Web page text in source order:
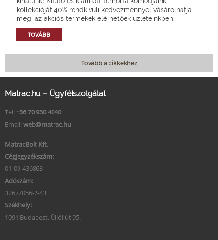
kollekcióját 40% rendkívüli kedvezménnyel vásárolhatja
meg, az akciós termékek elérhetőek üzleteinkben.
TOVÁBB
Tovább a cikkekhez
Matrac.hu – Ügyfélszolgálat
Tel: +36 70 930 4040
Email: web@matrac.hu
MatracBolt Kft.
Cégjegyzékszám:
01-09-436863
Adószám:
32677056-2-43
Székhely:
1091 Budapest, Üllői út 95.